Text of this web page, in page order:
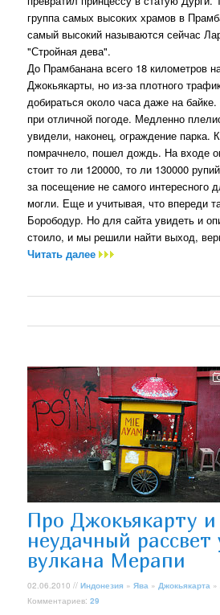
группа самых высоких храмов в
самый высокий называются сейчас
"Стройная дева".
До Прамбанана всего 18 километров
Джокьякарты, но из-за плотного
добираться около часа даже на
при отличной погоде. Медленно
увидели, наконец, ограждение парка.
помрачнело, пошел дождь. На входе
стоит то ли 120000, то ли 130000
за посещение не самого интересного
могли. Еще и учитывая, что впереди
Борободур. Но для сайта увидеть и
стоило, и мы решили найти выход,
Читать далее
Про Джокьякарту и
неудачный рассвет
вулкана Мерапи
02.06.2010 //Индонезия »Ява » Джокьякарта »
Комментариев:29